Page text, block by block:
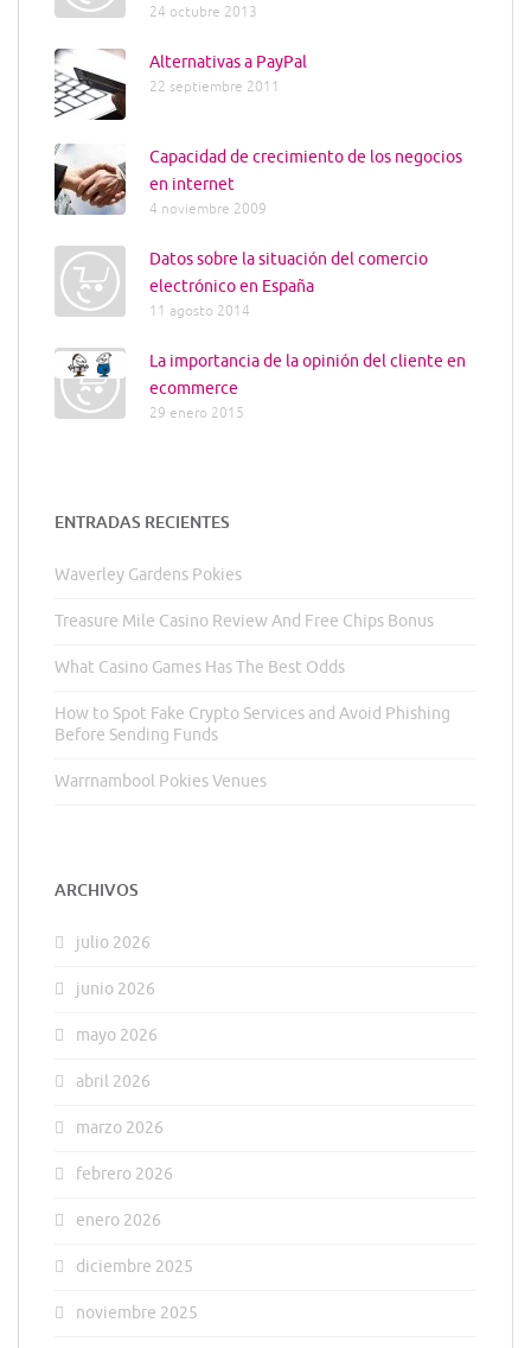
24 octubre 2013
Alternativas a PayPal
22 septiembre 2011
Capacidad de crecimiento de los negocios
en internet
4 noviembre 2009
Datos sobre la situación del comercio
electrónico en España
11 agosto 2014
La importancia de la opinión del cliente en
ecommerce
29 enero 2015
ENTRADAS RECIENTES
Waverley Gardens Pokies
Treasure Mile Casino Review And Free Chips Bonus
What Casino Games Has The Best Odds
How to Spot Fake Crypto Services and Avoid Phishing
Before Sending Funds
Warrnambool Pokies Venues
ARCHIVOS
julio 2026
junio 2026
mayo 2026
abril 2026
marzo 2026
febrero 2026
enero 2026
diciembre 2025
noviembre 2025